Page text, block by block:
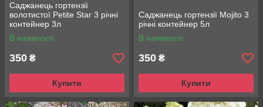
Саджанець гортензії
волотистої Petite Star 3 річні
контейнер 3л
В наявності
350 ₴
Купити
Саджанець гортензії Mojito 3
річні контейнер 5л
В наявності
350 ₴
Купити